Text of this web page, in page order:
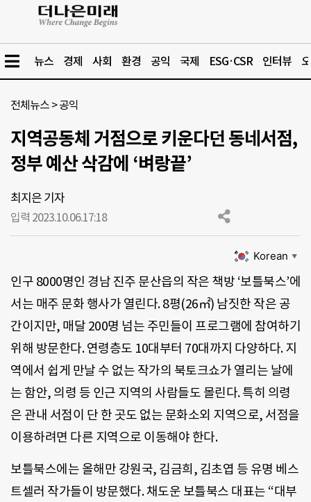
뉴스 경제 사회 환경 공익 국제 ESG·CSR 인터뷰
전체뉴스 >공익
지역공동체 거점으로 키운다던 동네서점,
정부 예산 삭감에 ‘벼랑끝’
최지은 기자
입력 2023.10.06.17:18
Korean ▼
인구 8000명인 경남 진주 문산읍의 작은 책방 ‘보틀북스’에
서는 매주 문화 행사가 열린다. 8평(26㎡) 남짓한 작은 공
간이지만, 매달 200명 넘는 주민들이 프로그램에 참여하기
위해 방문한다. 연령층도 10대부터 70대까지 다양하다. 지
역에서 쉽게 만날 수 없는 작가의 북토크쇼가 열리는 날에
는 함안, 의령 등 인근 지역의 사람들도 몰린다. 특히 의령
은 관내 서점이 단 한 곳도 없는 문화소외 지역으로, 서점을
이용하려면 다른 지역으로 이동해야 한다.
보틀북스에는 올해만 강원국, 김금희, 김초엽 등 유명 베스
트셀러 작가들이 방문했다. 채도운 보틀북스 대표는 “대부